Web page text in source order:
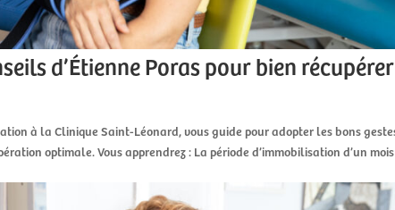
d’Étienne Poras pour bien récupérer
à la Clinique Saint-Léonard, vous guide pour adopter les bons
optimale. Vous apprendrez : La période d’immobilisation d’un